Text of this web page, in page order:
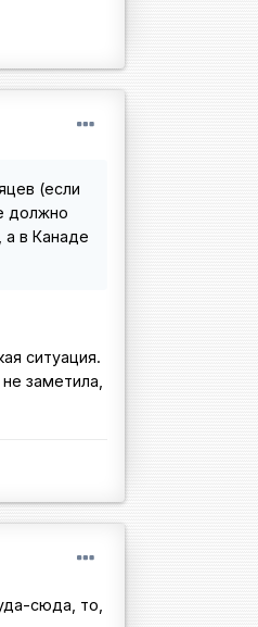
(если
должно
а в Канаде
ситуация.
заметила,
сюда, то,